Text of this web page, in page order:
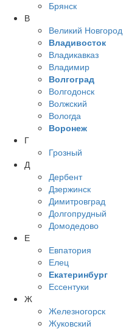
Брянск
В
Великий Новгород
Владивосток
Владикавказ
Владимир
Волгоград
Волгодонск
Волжский
Вологда
Воронеж
Г
Грозный
Д
Дербент
Дзержинск
Димитровград
Долгопрудный
Домодедово
Е
Евпатория
Елец
Екатеринбург
Ессентуки
Ж
Железногорск
Жуковский